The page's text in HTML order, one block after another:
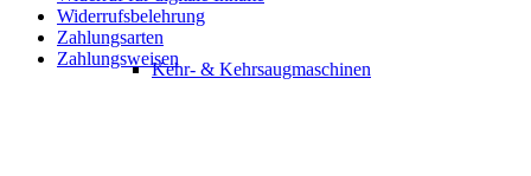
Kehr- & Kehrsaugmaschinen
Widerrufsbelehrung
Zahlungsarten
Zahlungsweisen